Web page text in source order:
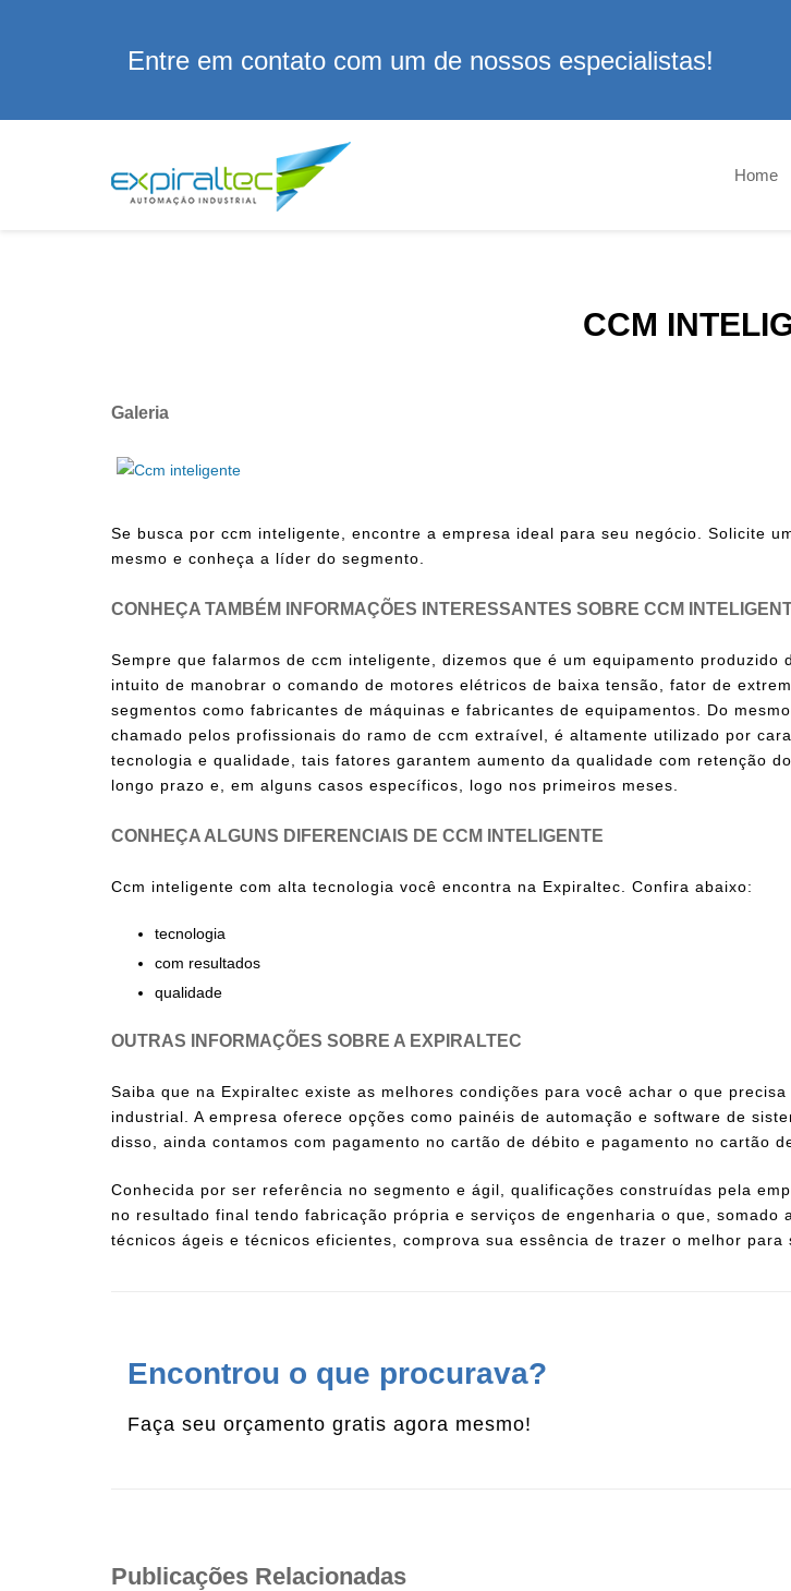
Entre em contato com um de nossos especialistas!
Home
CCM
Galeria
Se busca por ccm inteligente , encontre a empresa ideal para seu negócio. Solicite
mesmo e conheça a líder do segmento.
CONHEÇA TAMBÉM INFORMAÇÕES INTERESSANTES SOBRE CCM
Sempre que falarmos de ccm inteligente , dizemos que é um equipamento produzido
intuito de manobrar o comando de motores elétricos de baixa tensão, fator de
segmentos como fabricantes de máquinas e fabricantes de equipamentos. Do
chamado pelos profissionais do ramo de ccm extraível, é altamente utilizado por
tecnologia e qualidade, tais fatores garantem aumento da qualidade com retenção
longo prazo e, em alguns casos específicos, logo nos primeiros meses.
CONHEÇA ALGUNS DIFERENCIAIS DE CCM INTELIGENTE
Ccm inteligente com alta tecnologia você encontra na Expiraltec. Confira abaixo:
tecnologia
com resultados
qualidade
OUTRAS INFORMAÇÕES SOBRE A EXPIRALTEC
Saiba que na Expiraltec existe as melhores condições para você achar o que
industrial. A empresa oferece opções como painéis de automação e software de
disso, ainda contamos com pagamento no cartão de débito e pagamento no cartão
Conhecida por ser referência no segmento e ágil, qualificações construídas pela
no resultado final tendo fabricação própria e serviços de engenharia o que, somado
técnicos ágeis e técnicos eficientes, comprova sua essência de trazer o melhor para
Encontrou o que procurava?
Faça seu orçamento gratis agora mesmo!
Publicações Relacionadas